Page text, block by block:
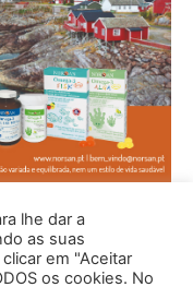
lhe dar a
as suas
em "Aceitar
os cookies. No